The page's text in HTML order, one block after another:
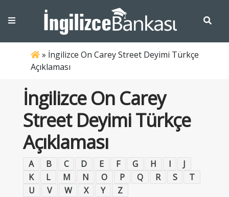
» İngilizce On Carey Street Deyimi Türkçe
Açıklaması
İngilizce On Carey
Street Deyimi Türkçe
Açıklaması
A B C D E F G H I
J
K
L M N O P Q R S
T
U
V W X Y
Z